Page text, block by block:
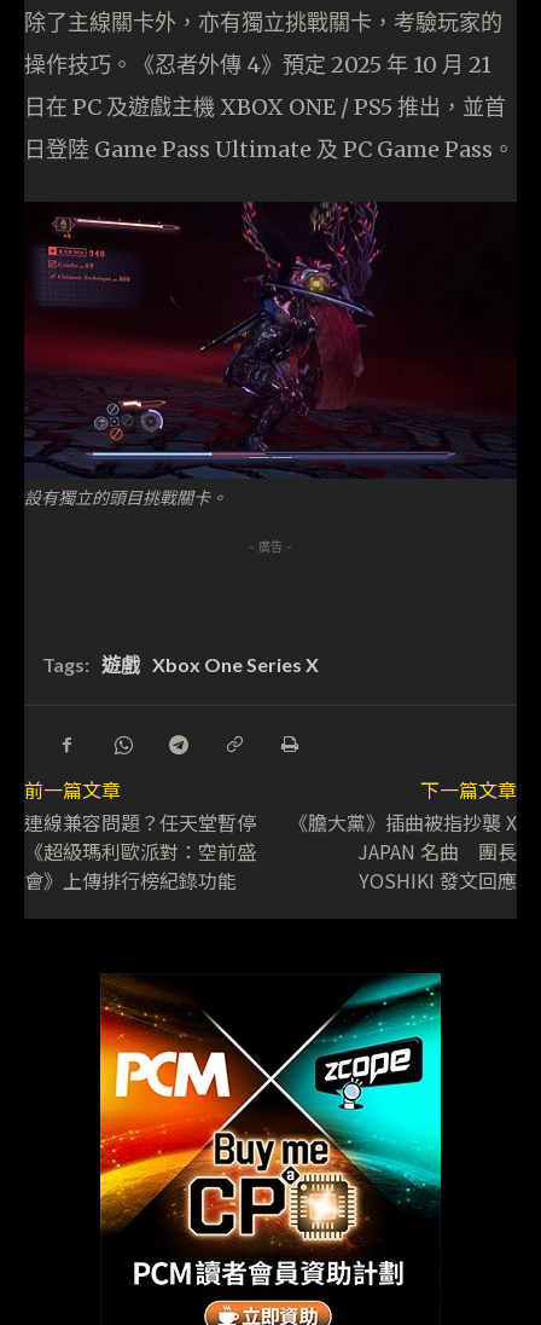
除了主線關卡外，亦有獨立挑戰關卡，考驗玩家的
操作技巧。《忍者外傳 4》預定 2025 年 10 月 21
日在 PC 及遊戲主機 XBOX ONE / PS5 推出，並首
日登陸 Game Pass Ultimate 及 PC Game Pass。
設有獨立的頭目挑戰關卡。
- 廣告 -
Tags: 遊戲 Xbox One Series X
前一篇文章
連線兼容問題？任天堂暫停
《超級瑪利歐派對：空前盛
會》上傳排行榜紀錄功能
下一篇文章
《膽大黨》插曲被指抄襲 X
JAPAN 名曲 團長
YOSHIKI 發文回應